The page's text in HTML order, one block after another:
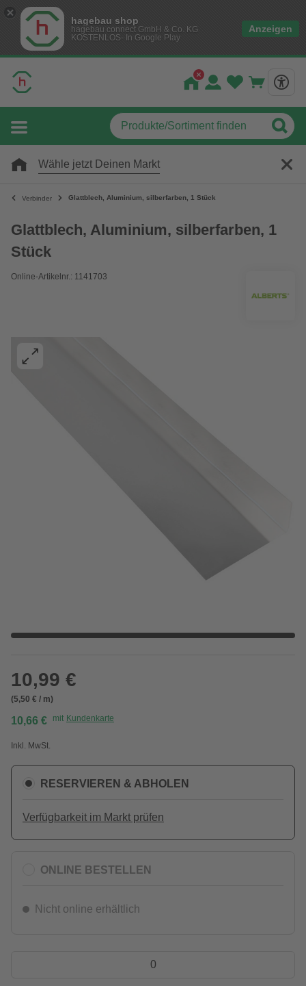
hagebau shop
hagebau connect GmbH & Co. KG
KOSTENLOS- In Google Play
Anzeigen
Wähle jetzt Deinen Markt
Verbinder Glattblech, Aluminium, silberfarben, 1 Stück
Glattblech, Aluminium, silberfarben, 1
Stück
Online-Artikelnr.: 1141703
10,99 €
(5,50 € / m)
10,66 € mit Kundenkarte
Inkl. MwSt.
RESERVIEREN & ABHOLEN
Verfügbarkeit im Markt prüfen
ONLINE BESTELLEN
Nicht online erhältlich